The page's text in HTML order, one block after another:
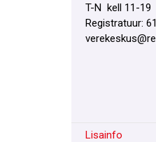
T-N kell 11-19
Registratuur:
Lisainfo